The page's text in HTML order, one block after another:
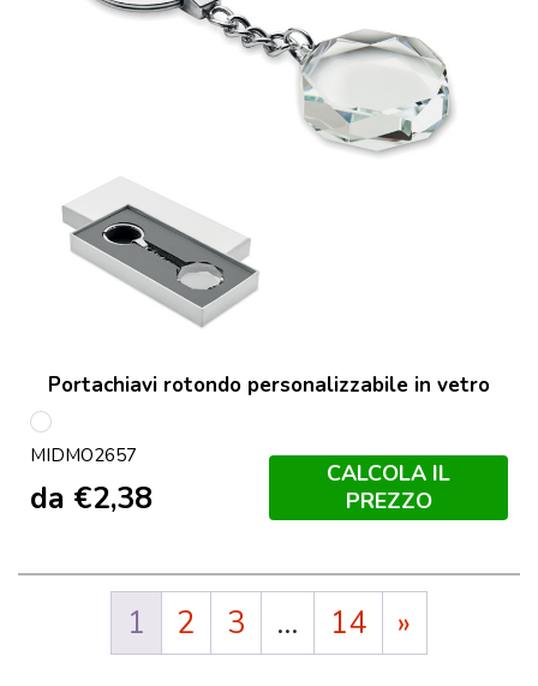
Portachiavi rotondo personalizzabile in vetro
Trasparente
MIDMO2657
da €2,38
CALCOLA IL
PREZZO
1 2 3 … 14 »